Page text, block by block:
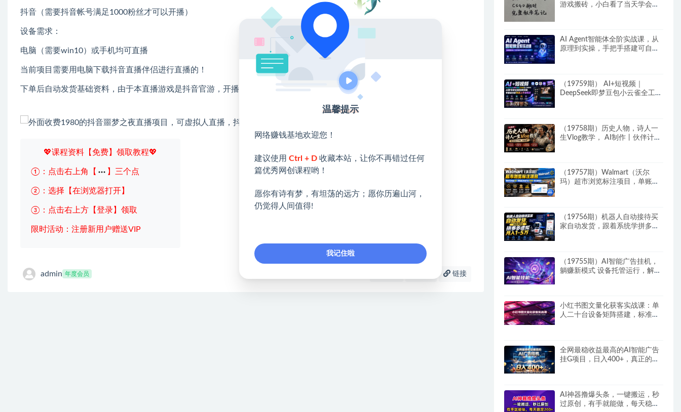
抖音（需要抖音帐号满足1000粉丝才可以开播）
设备需求：
电脑（需要win10）或手机均可直播
当前项目需要用电脑下载抖音直播伴侣进行直播的！
下单后自动发货基础资料，由于本直播游戏是抖音官游，开播前找渠道老师加公会，报白后即可正常直播。
💖课程资料【免费】领取教程💖
①：点击右上角【 】三个点
②：选择【在浏览器打开】
③：点击右上方【登录】领取
限时活动：注册新用户赠送VIP
admin 年度会员 链接
游戏搬砖，小白看了当天学会见
AI Agent智能体全阶实战课，从
原理到实操，手把手搭建可自动
（19759期） AI+短视频｜
DeepSeek即梦豆包小云雀全工具
（19758期）历史人物，诗人一
生Vlog教学， AI制作丨伙伴计划
（19757期）Walmart（沃尔
玛）超市浏览标注项目，单账号
（19756期）机器人自动接待买
家自动发货，跟着系统学拼多多
（19755期）AI智能广告挂机，
躺赚新模式 设备托管运行，解放
小红书图文量化获客实战课：单
人二十台设备矩阵搭建，标准化
全网最稳收益最高的AI智能广告
挂G项目，日入400+，真正的躺
AI神器撸爆头条，一键搬运，秒
过原创，有手就能做，每天稳定
温馨提示
网络赚钱基地欢迎您！
建议使用 Ctrl + D 收藏本站，让你不再错过任何
篇优秀网创课程哟！
愿你有诗有梦，有坦荡的远方；愿你历遍山河，
仍觉得人间值得!
我记住啦